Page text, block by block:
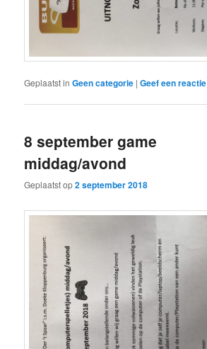
Geplaatst in Geen categorie |Geef een reactie
8 september game
middag/avond
Geplaatst op2 september 2018